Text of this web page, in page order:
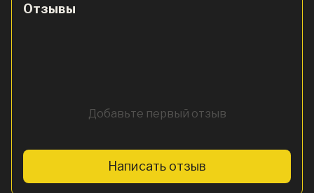
Отзывы
Добавьте первый отзыв
Написать отзыв